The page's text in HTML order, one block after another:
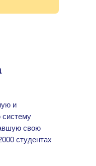
и
систему
свою
студентах